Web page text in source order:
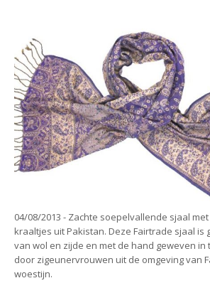
04/08/2013 - Zachte soepelvallende sjaal
kraaltjes uit Pakistan. Deze Fairtrade sjaal is
van wol en zijde en met de hand geweven
door zigeunervrouwen uit de omgeving van
woestijn.